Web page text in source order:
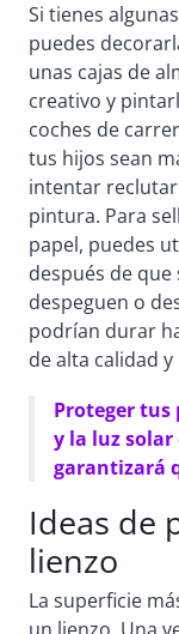
Si tienes
puedes
unas cajas de
creativo y
coches de
tus hijos sean
intentar
pintura. Para
papel, puedes
después de que
despeguen o
podrían durar
de alta calidad
Proteger tus
y la luz
garantizará
Ideas de
lienzo
La superficie